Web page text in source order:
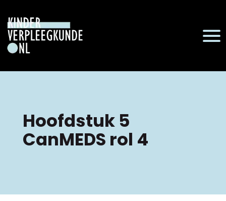
Hoofdstuk 5
CanMEDS rol 4